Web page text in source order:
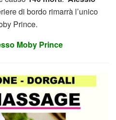
di bordo rimarrà l’unico
Prince.
Moby Prince